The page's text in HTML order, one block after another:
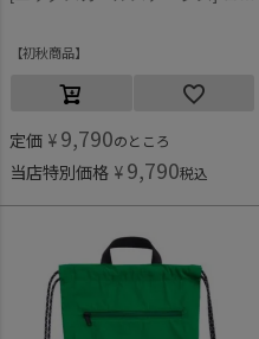
初秋商品
定価 ¥ 9,790のところ
当店特別価格 ¥ 9,790税込